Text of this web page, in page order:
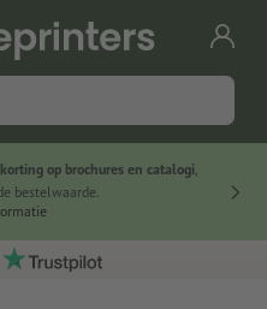
op brochures en catalogi,
bestelwaarde.